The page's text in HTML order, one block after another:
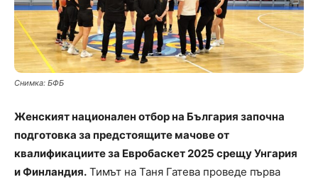
Снимка: БФБ
Женският национален отбор на България започна
подготовка за предстоящите мачове от
квалификациите за Евробаскет 2025 срещу Унгария
и Финландия. Тимът на Таня Гатева проведе първа